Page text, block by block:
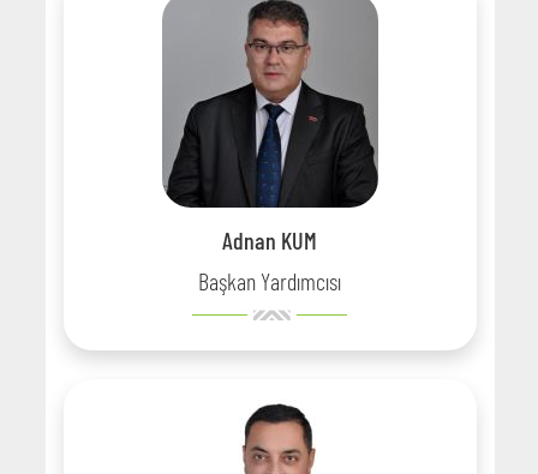
Adnan KUM
Başkan Yardımcısı